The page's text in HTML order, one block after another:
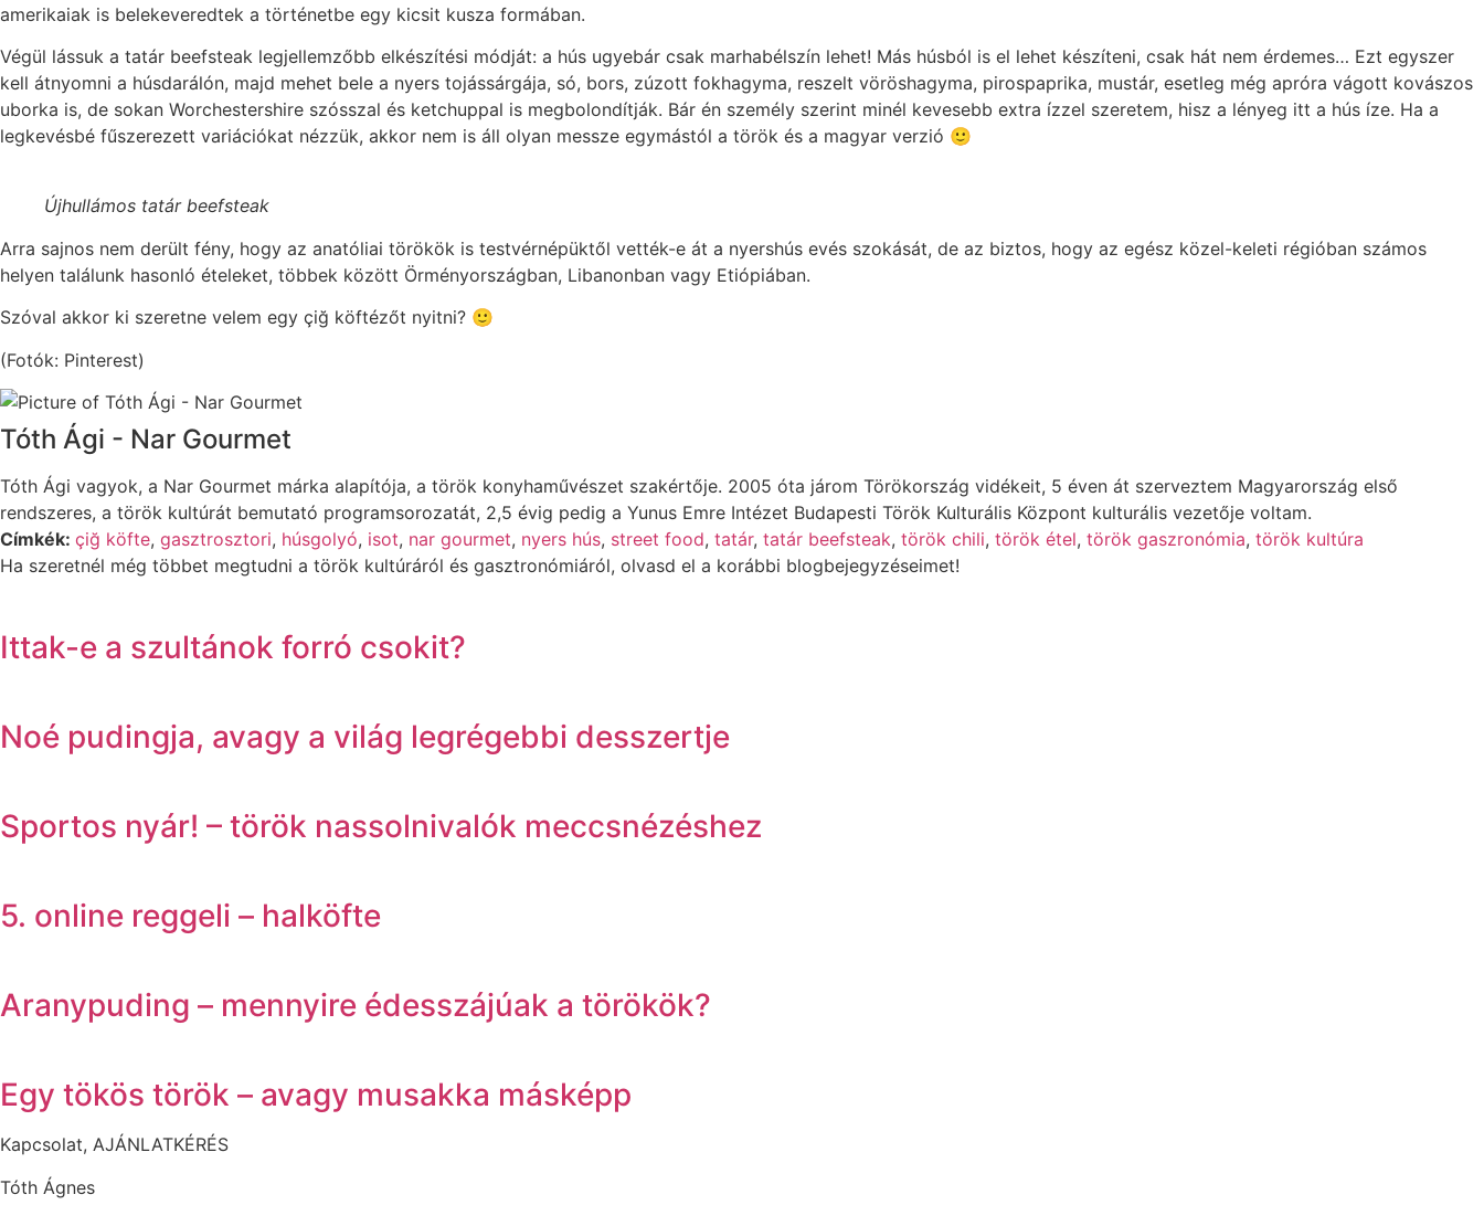
amerikaiak is belekeveredtek a történetbe egy kicsit kusza formában.
Végül lássuk a tatár beefsteak legjellemzőbb elkészítési módját: a hús ugyebár csak marhabélszín lehet! Más húsból is el lehet készíteni, csak hát nem érdemes… Ezt egyszer
kell átnyomni a húsdarálón, majd mehet bele a nyers tojássárgája, só, bors, zúzott fokhagyma, reszelt vöröshagyma, pirospaprika, mustár, esetleg még apróra vágott kovászos
uborka is, de sokan Worchestershire szósszal és ketchuppal is megbolondítják. Bár én személy szerint minél kevesebb extra ízzel szeretem, hisz a lényeg itt a hús íze. Ha a
legkevésbé fűszerezett variációkat nézzük, akkor nem is áll olyan messze egymástól a török és a magyar verzió 🙂
Újhullámos tatár beefsteak
Arra sajnos nem derült fény, hogy az anatóliai törökök is testvérnépüktől vették-e át a nyershús evés szokását, de az biztos, hogy az egész közel-keleti régióban számos
helyen találunk hasonló ételeket, többek között Örményországban, Libanonban vagy Etiópiában.
Szóval akkor ki szeretne velem egy çiğ köftézőt nyitni? 🙂
(Fotók: Pinterest)
Tóth Ági - Nar Gourmet
Tóth Ági vagyok, a Nar Gourmet márka alapítója, a török konyhaművészet szakértője. 2005 óta járom Törökország vidékeit, 5 éven át szerveztem Magyarország első
rendszeres, a török kultúrát bemutató programsorozatát, 2,5 évig pedig a Yunus Emre Intézet Budapesti Török Kulturális Központ kulturális vezetője voltam.
Címkék: çiğ köfte, gasztrosztori, húsgolyó, isot, nar gourmet, nyers hús, street food, tatár, tatár beefsteak, török chili, török étel, török gaszronómia, török kultúra
Ha szeretnél még többet megtudni a török kultúráról és gasztronómiáról, olvasd el a korábbi blogbejegyzéseimet!
Ittak-e a szultánok forró csokit?
Noé pudingja, avagy a világ legrégebbi desszertje
Sportos nyár! – török nassolnivalók meccsnézéshez
5. online reggeli – halköfte
Aranypuding – mennyire édesszájúak a törökök?
Egy tökös török – avagy musakka másképp
Kapcsolat, AJÁNLATKÉRÉS
Tóth Ágnes